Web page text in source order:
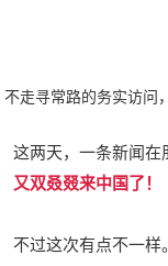
不走寻常路的务实访问
这两天，一条新闻
又双叒叕来中国了！
不过这次有点不一样